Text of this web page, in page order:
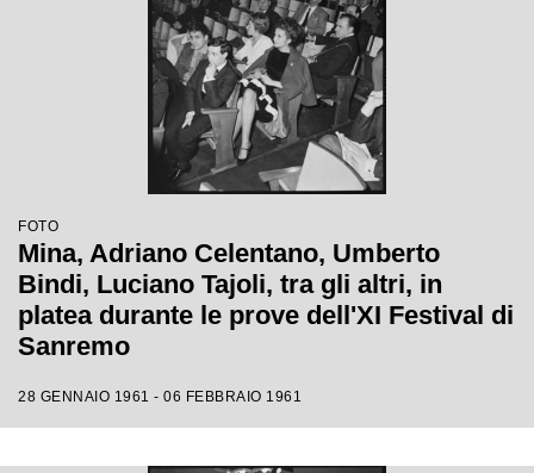
FOTO
Mina, Adriano Celentano, Umberto
Bindi, Luciano Tajoli, tra gli altri, in
platea durante le prove dell'XI Festival di
Sanremo
28 GENNAIO 1961 - 06 FEBBRAIO 1961